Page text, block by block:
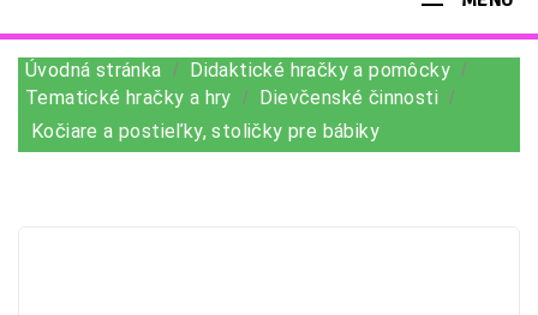
Úvodná stránka
Didaktické hračky a pomôcky
Tematické hračky a hry
Dievčenské činnosti
Kočiare a postieľky, stoličky pre bábiky